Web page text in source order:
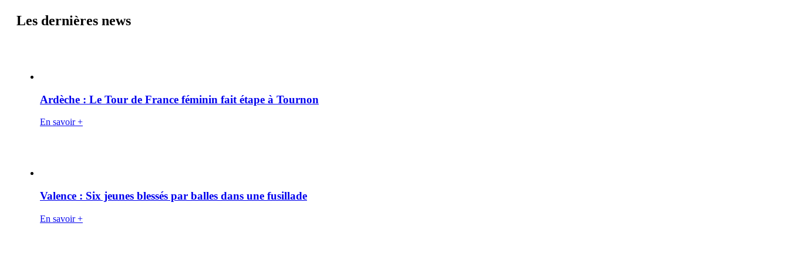
Les dernières news
Ardèche : Le Tour de France féminin fait étape à Tournon
En savoir +
Valence : Six jeunes blessés par balles dans une fusillade
En savoir +